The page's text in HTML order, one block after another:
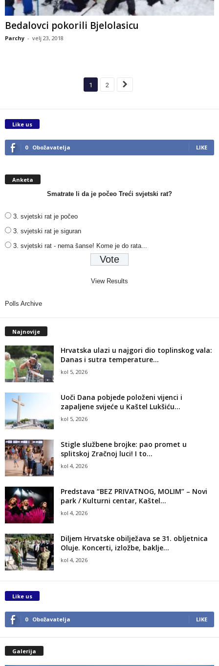
Bedalovci pokorili Bjelolasicu
Parchy - velj 23, 2018
1 2
Like us
0 Obožavatelja LIKE
Anketa
Smatrate li da je počeo Treći svjetski rat?
3. svjetski rat je počeo
3. svjetski rat je siguran
3. svjetski rat - nema šanse! Kome je do rata...
View Results
Polls Archive
Najnovije
Hrvatska ulazi u najgori dio toplinskog vala:
Danas i sutra temperature...
kol 5, 2026
Uoči Dana pobjede položeni vijenci i
zapaljene svijeće u Kaštel Lukšiću...
kol 5, 2026
Stigle službene brojke: pao promet u
splitskoj Zračnoj luci! I to...
kol 4, 2026
Predstava “BEZ PRIVATNOG, MOLIM” – Novi
park / Kulturni centar, Kaštel...
kol 4, 2026
Diljem Hrvatske obilježava se 31. obljetnica
Oluje. Koncerti, izložbe, baklje…
kol 4, 2026
Like us
0 Obožavatelja LIKE
Galerija